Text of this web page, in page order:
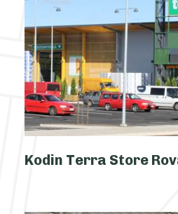
Kodin Terra Store